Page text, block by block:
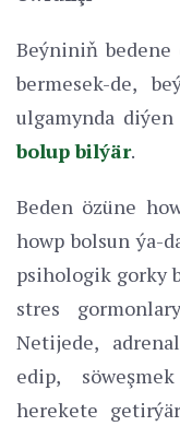
Beýniniň
bermesek-de,
ulgamynda
bolup bilýär.
Beden özüne
howp bolsun ýa-
psihologik gorky
stres
Netijede,
edip,
herekete